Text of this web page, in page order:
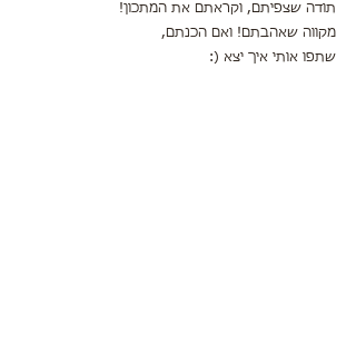
תודה שצפיתם, וקראתם את המתכון!
מקווה שאהבתם! ואם הכנתם,
שתפו אותי איך יצא (: